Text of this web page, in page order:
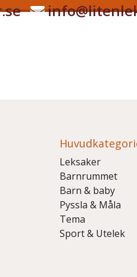
Leksaker
Barnrummet
Barn & baby
Pyssla & Måla
Tema
Sport & Utelek